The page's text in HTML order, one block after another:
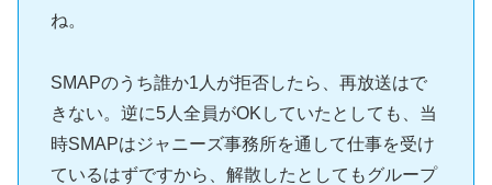
ね。
SMAPのうち誰か1人が拒否したら、再放送はで
きない。逆に5人全員がOKしていたとしても、当
時SMAPはジャニーズ事務所を通して仕事を受け
ているはずですから、解散したとしてもグループ